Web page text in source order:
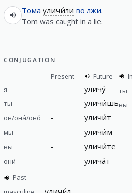
Тома уличи́ли во лжи.
Tom was caught in a lie.
CONJUGATION
Present
Future
я
- уличу́
ты - уличи́шь
он/она́/оно́ - уличи́т
мы - уличи́м
вы - уличи́те
они́ - улича́т
ты
вы
Past
уличи́л